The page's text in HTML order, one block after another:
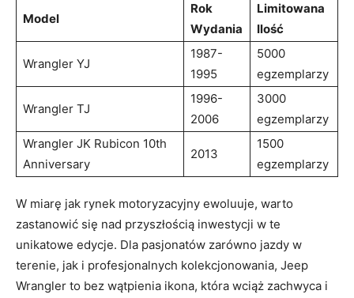
Model
Rok
Wydania
Limitowana
Ilość
Wrangler YJ
1987-
1995
5000
egzemplarzy
Wrangler TJ
1996-
2006
3000
egzemplarzy
Wrangler JK Rubicon 10th
Anniversary
2013
1500
egzemplarzy
W miarę jak rynek motoryzacyjny ewoluuje, warto
zastanowić się nad przyszłością inwestycji w te
unikatowe edycje. Dla pasjonatów zarówno jazdy w
terenie, jak i profesjonalnych kolekcjonowania, Jeep
Wrangler to bez wątpienia ikona, która wciąż zachwyca i